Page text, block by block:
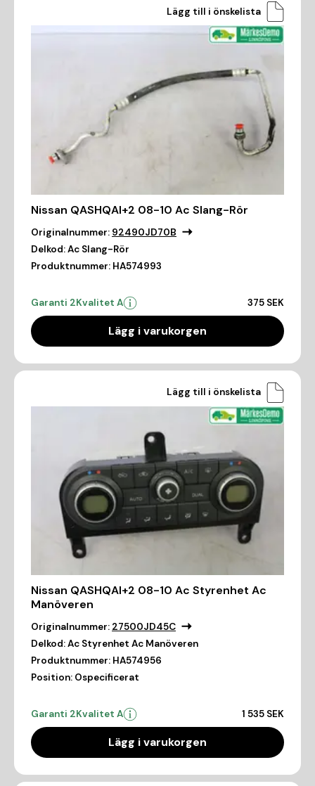
Lägg till i önskelista
Nissan QASHQAI+2 08-10 Ac Slang-Rör
Originalnummer: 92490JD70B
Delkod:Ac Slang-Rör
Produktnummer: HA574993
Garanti 2Kvalitet A 375 SEK
Lägg i varukorgen
Lägg till i önskelista
Nissan QASHQAI+2 08-10 Ac Styrenhet Ac
Manöveren
Originalnummer: 27500JD45C
Delkod:Ac Styrenhet Ac Manöveren
Produktnummer: HA574956
Position: Ospecificerat
Garanti 2Kvalitet A 1 535 SEK
Lägg i varukorgen